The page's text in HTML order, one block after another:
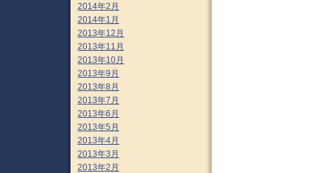
2014年2月
2014年1月
2013年12月
2013年11月
2013年10月
2013年9月
2013年8月
2013年7月
2013年6月
2013年5月
2013年4月
2013年3月
2013年2月